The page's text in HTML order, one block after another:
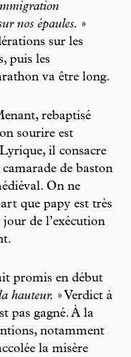
nos épaules. »
sur les
puis les
va être long.
rebaptisé
sourire est
il consacre
de baston
On ne
que papy est très
de l’exécution
promis en début
hauteur. » Verdict à
pas gagné. À la
notamment
la misère